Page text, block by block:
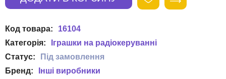
16104
Іграшки на радіокеруванні
Інші виробники